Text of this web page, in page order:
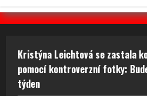
Kristýna Leichtová se zastala
pomocí kontroverzní fotky:
týden